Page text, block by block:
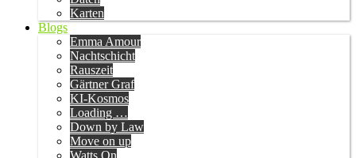
Karten
Blogs
Emma Amour
Nachtschicht
Rauszeit
Gärtner Graf
KI-Kosmos
Loading …
Down by Law
Move on up
Watts On